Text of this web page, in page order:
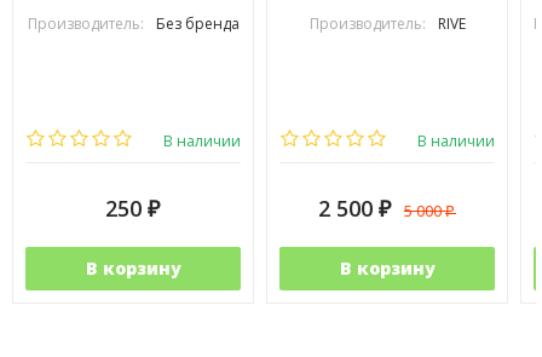
Производитель: Без бренда
В наличии
250 ₽
В корзину
Производитель: RIVE
В наличии
2 500 ₽ 5 000₽
В корзину